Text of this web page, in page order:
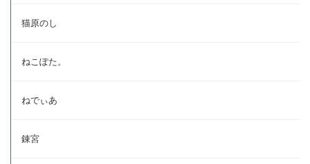
猫原のし
ねこぽた。
ねでぃあ
錬宮